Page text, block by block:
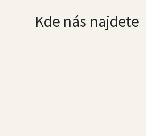
Kde nás najdete